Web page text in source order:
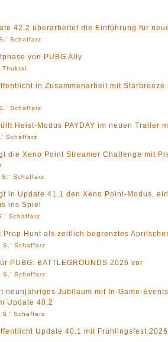
42.2 überarbeitet die Einführung für
Schaffarz
von PUBG Ally
Thukral
in Zusammenarbeit mit
Schaffarz
Heist-Modus PAYDAY im neuen Trailer
Schaffarz
die Xeno Point Streamer Challenge mit
S.' Schaffarz
in Update 41.1 den Xeno Point-Modus,
ins Spiel
Schaffarz
Prop Hunt als zeitlich begrenztes
S.' Schaffarz
PUBG: BATTLEGROUNDS 2026 vor
S.' Schaffarz
neunjähriges Jubiläum mit In-Game-
Update 40.2
S.' Schaffarz
Update 40.1 mit Frühlingsfest